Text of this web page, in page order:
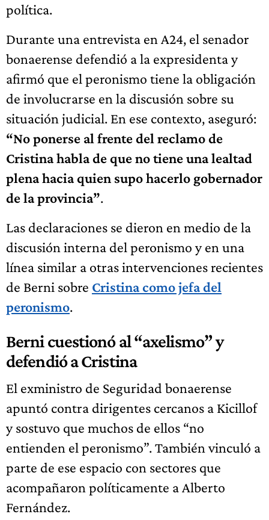
política.
Durante una entrevista en A24, el senador
bonaerense defendió a la expresidenta y
afirmó que el peronismo tiene la obligación
de involucrarse en la discusión sobre su
situación judicial. En ese contexto, aseguró:
“No ponerse al frente del reclamo de
Cristina habla de que no tiene una lealtad
plena hacia quien supo hacerlo gobernador
de la provincia”.
Las declaraciones se dieron en medio de la
discusión interna del peronismo y en una
línea similar a otras intervenciones recientes
de Berni sobre Cristina como jefa del
peronismo.
Berni cuestionó al “axelismo” y
defendió a Cristina
El exministro de Seguridad bonaerense
apuntó contra dirigentes cercanos a Kicillof
y sostuvo que muchos de ellos “no
entienden el peronismo”. También vinculó a
parte de ese espacio con sectores que
acompañaron políticamente a Alberto
Fernández.